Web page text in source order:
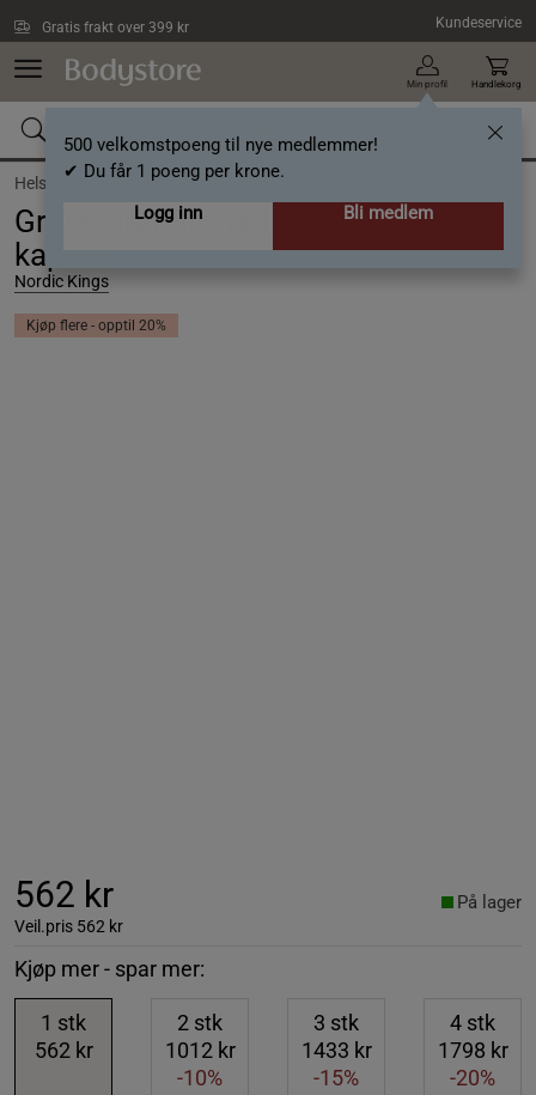
Gratis frakt over 399 kr Kundeservice
Min profil
500 velkomstpoeng til nye medlemmer!
✔ Du får 1 poeng per krone.
Logg inn
Bli medlem
Handlekorg
Helse / Kosttilskudd /Kombinert kosttilskudd
Gressforet Storfe-Hjerte ØKO 180
kapsler
Nordic Kings
Kjøp flere - opptil 20%
562 kr
Veil.pris 562 kr
På lager
Kjøp mer - spar mer:
1 stk
562 kr
2 stk
1012 kr
-10%
3 stk
1433 kr
-15%
4 stk
1798 kr
-20%